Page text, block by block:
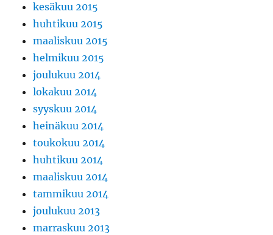
kesäkuu 2015
huhtikuu 2015
maaliskuu 2015
helmikuu 2015
joulukuu 2014
lokakuu 2014
syyskuu 2014
heinäkuu 2014
toukokuu 2014
huhtikuu 2014
maaliskuu 2014
tammikuu 2014
joulukuu 2013
marraskuu 2013